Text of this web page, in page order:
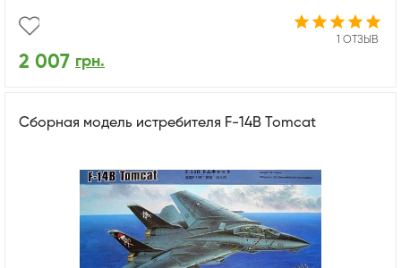
1 ОТЗЫВ
2 007 грн.
Сборная модель истребителя F-14B Tomcat